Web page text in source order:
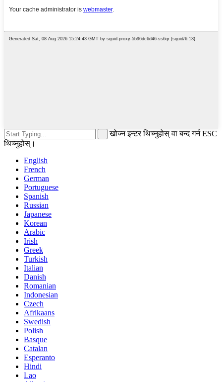
खोज्न इन्टर थिच्नुहोस् वा बन्द गर्न ESC
थिच्नुहोस्।
English
French
German
Portuguese
Spanish
Russian
Japanese
Korean
Arabic
Irish
Greek
Turkish
Italian
Danish
Romanian
Indonesian
Czech
Afrikaans
Swedish
Polish
Basque
Catalan
Esperanto
Hindi
Lao